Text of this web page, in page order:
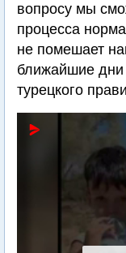
вопросу мы
процесса
не помешает
ближайшие дни
турецкого